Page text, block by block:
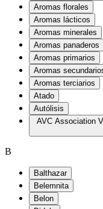
Aromas florales
Aromas lácticos
Aromas minerales
Aromas panaderos
Aromas primarios
Aromas
Aromas terciarios
Atado
Autólisis
AVC Association Viticole Champenoise (Asociación Vitícola de
B
Balthazar
Belemnita
Belon